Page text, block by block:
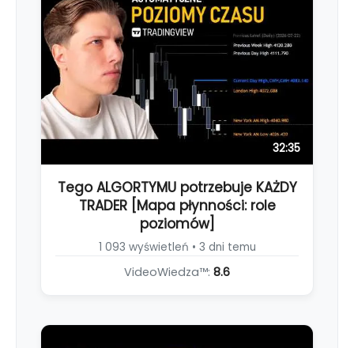
32:35
Tego ALGORTYMU potrzebuje KAŻDY
TRADER [Mapa płynności: role
poziomów]
1 093 wyświetleń • 3 dni temu
VideoWiedza™: 8.6